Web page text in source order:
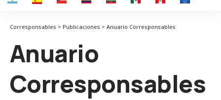
Corresponsables > Publicaciones > Anuario Corresponsables
Anuario
Corresponsables